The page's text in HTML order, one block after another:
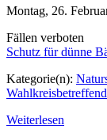
Montag, 26.
Fällen verboten
Schutz für dünne
Kategorie(n):
Wahlkreisbetreffend
Weiterlesen